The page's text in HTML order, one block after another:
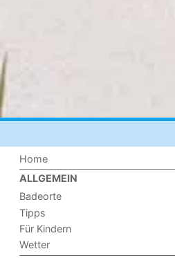
Home
ALLGEMEIN
Badeorte
Tipps
Für Kindern
Wetter